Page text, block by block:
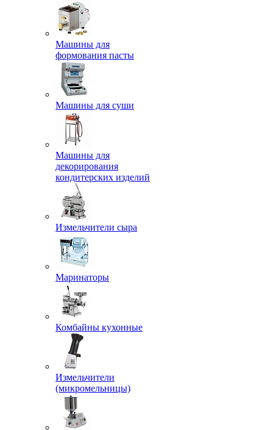
Машины для
формования пасты
Машины для суши
Машины для
декорирования
кондитерских изделий
Измельчители сыра
Маринаторы
Комбайны кухонные
Измельчители
(микромельницы)